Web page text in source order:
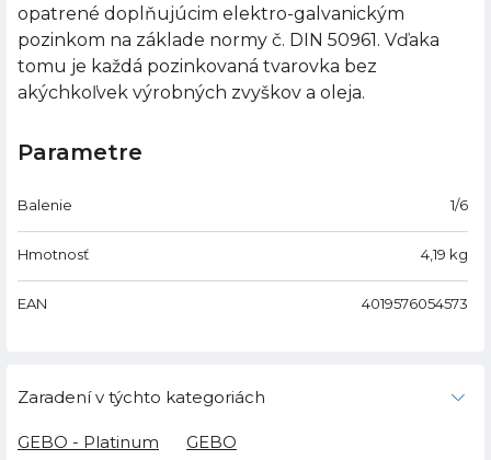
opatrené doplňujúcim elektro-galvanickým
pozinkom na základe normy č. DIN 50961. Vďaka
tomu je každá pozinkovaná tvarovka bez
akýchkoľvek výrobných zvyškov a oleja.
Parametre
Balenie 1/6
Hmotnosť 4,19 kg
EAN 4019576054573
Zaradení v týchto kategoriách
GEBO - Platinum GEBO